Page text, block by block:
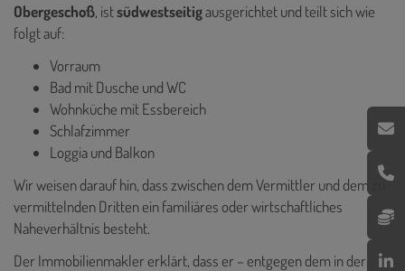
Obergeschoß, istsüdwestseitigausgerichtet und teilt sich wie
folgt auf:
Vorraum
Bad mit Dusche und WC
Wohnküche mit Essbereich
Schlafzimmer
Loggia und Balkon
Wir weisen darauf hin, dass zwischen dem Vermittler und dem zu
vermittelnden Dritten ein familiäres oder wirtschaftliches
Naheverhältnis besteht.
Der Immobilienmakler erklärt, dass er – entgegen dem in der